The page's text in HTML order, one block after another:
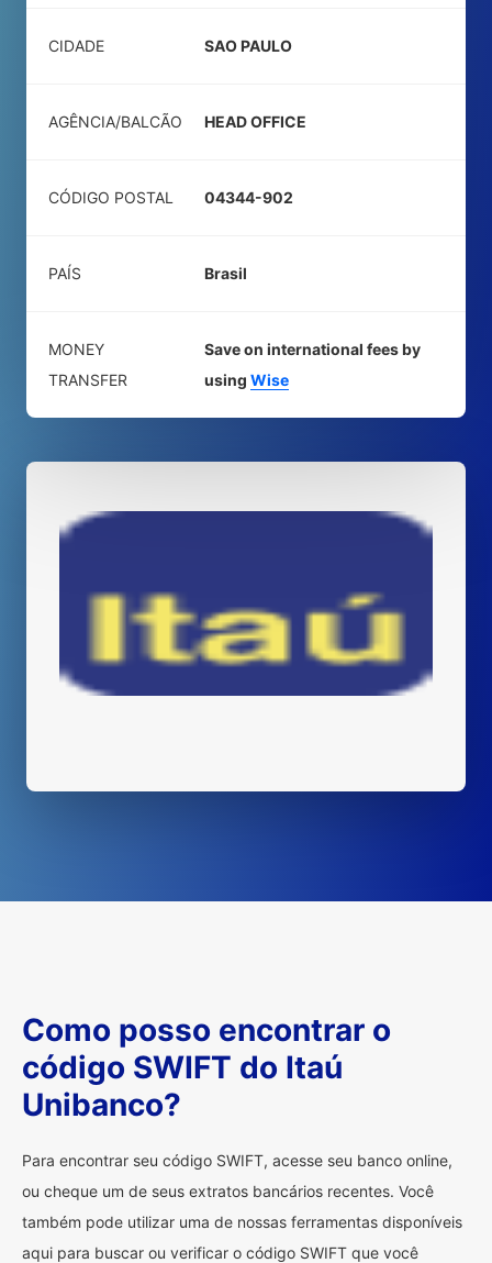
CIDADE SAO PAULO
AGÊNCIA/BALCÃO HEAD OFFICE
CÓDIGO POSTAL 04344-902
PAÍS Brasil
MONEY
TRANSFER
Save on international fees by
using Wise
Como posso encontrar o
código SWIFT do Itaú
Unibanco?
Para encontrar seu código SWIFT, acesse seu banco online,
ou cheque um de seus extratos bancários recentes. Você
também pode utilizar uma de nossas ferramentas disponíveis
aqui para buscar ou verificar o código SWIFT que você